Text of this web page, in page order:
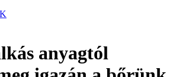
anyagtól